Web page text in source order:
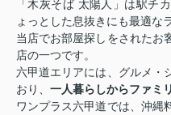
「木灰そば 太陽人」は駅チ
ょっとした息抜きにも最適な
当店でお部屋探しをされたお
店の一つです。
六甲道エリアには、グルメ・
おり、 一人暮らしからファミ
ワンプラス六甲道では、沖縄